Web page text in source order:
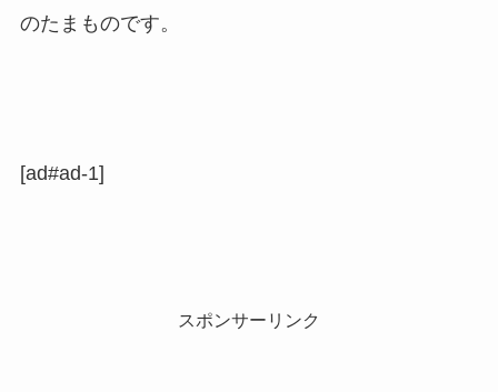
のたまものです。
[ad#ad-1]
スポンサーリンク